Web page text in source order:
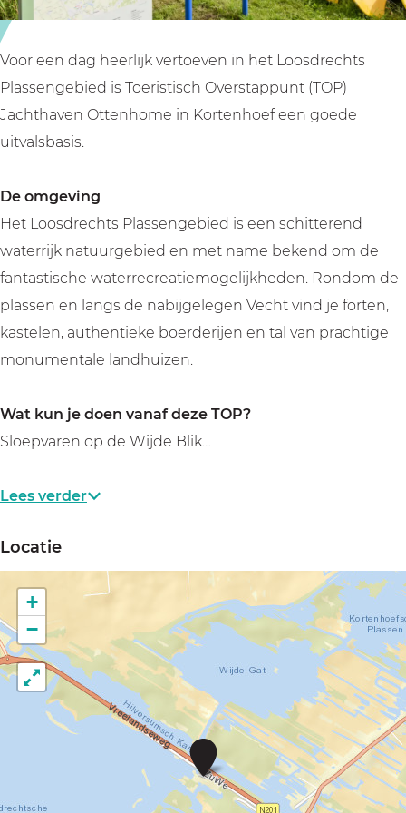
o
e
Voor een dag heerlijk vertoeven in het Loosdrechts
Plassengebied is Toeristisch Overstappunt (TOP)
Jachthaven Ottenhome in Kortenhoef een goede
uitvalsbasis.
De omgeving
Het Loosdrechts Plassengebied is een schitterend
waterrijk natuurgebied en met name bekend om de
fantastische waterrecreatiemogelijkheden. Rondom de
plassen en langs de nabijgelegen Vecht vind je forten,
kastelen, authentieke boerderijen en tal van prachtige
monumentale landhuizen.
Wat kun je doen vanaf deze TOP?
Sloepvaren op de Wijde Blik…
Lees verder
Locatie
T
P
O
t
+
−